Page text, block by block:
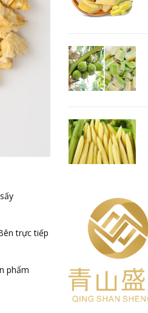
trực tiếp
phẩm